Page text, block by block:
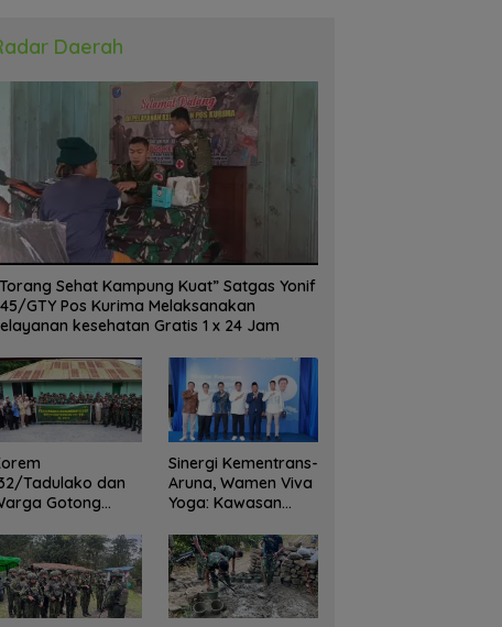
Daerah
Sehat Kampung Kuat” Satgas Yonif
GTY Pos Kurima Melaksanakan
kesehatan Gratis 1 x 24 Jam
Tadulako dan
Gotong
Juang Palu
Sinergi Kementrans-
Aruna, Wamen Viva
Yoga: Kawasan
Sukses Ekspor
Rajungan Ke Pasar
Global